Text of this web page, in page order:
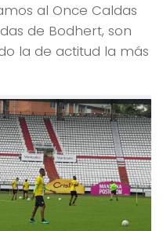
al Once Caldas
de Bodhert, son
la de actitud la más